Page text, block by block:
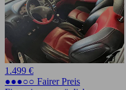
1.499 €
●●●○○ Fairer Preis